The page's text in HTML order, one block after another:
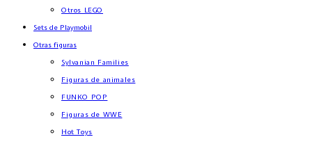
Otros LEGO
Sets de Playmobil
Otras figuras
Sylvanian Families
Figuras de animales
FUNKO POP
Figuras de WWE
Hot Toys